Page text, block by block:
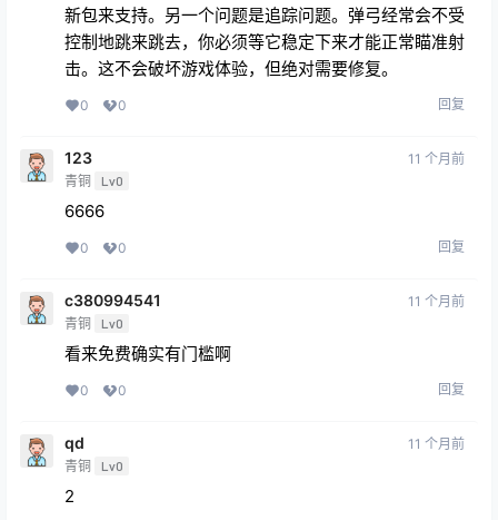
新包来支持。另一个问题是追踪问题。弹弓经常会不受
控制地跳来跳去，你必须等它稳定下来才能正常瞄准射
击。这不会破坏游戏体验，但绝对需要修复。
0 0 回复
123
青铜 Lv0
11 个月前
6666
0 0 回复
c380994541
青铜 Lv0
11 个月前
看来免费确实有门槛啊
0 0 回复
qd
青铜 Lv0
11 个月前
2